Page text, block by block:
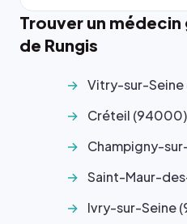
Trouver un
de Rungis
Vitry-sur-
Créteil (94000)
Champigny-
Saint-Maur-
Ivry-sur-Seine